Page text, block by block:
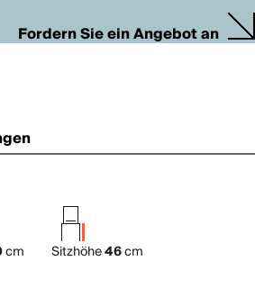
Fordern Sie ein Angebot an
cm Sitzhöhe46cm